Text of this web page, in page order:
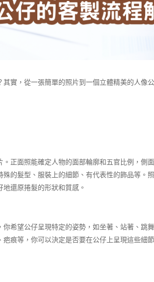
實，從一張簡單的照片到一個立體精美的人像
正面照能確定人物的面部輪廓和五官比例，側
的髮型、服裝上的細節、有代表性的飾品等。
還原捲髮的形狀和質感。​
希望公仔呈現特定的姿勢，如坐著、站著、跳
痕等，你可以決定是否要在公仔上呈現這些細